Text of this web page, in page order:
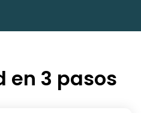
en 3 pasos